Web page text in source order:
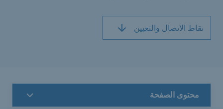
نقاط الاتصال والتعيين
محتوى الصفحة